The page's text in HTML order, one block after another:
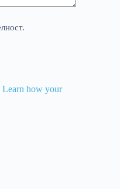
Learn how your